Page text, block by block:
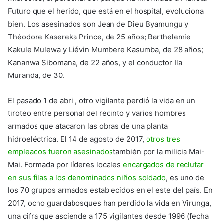
Futuro que el herido, que está en el hospital, evoluciona
bien. Los asesinados son Jean de Dieu Byamungu y
Théodore Kasereka Prince, de 25 años; Barthelemie
Kakule Mulewa y Liévin Mumbere Kasumba, de 28 años;
Kananwa Sibomana, de 22 años, y el conductor Ila
Muranda, de 30.
El pasado 1 de abril, otro vigilante perdió la vida en un
tiroteo entre personal del recinto y varios hombres
armados que atacaron las obras de una planta
hidroeléctrica. El 14 de agosto de 2017, otros tres
empleados fueron asesinadostambién por la milicia Mai-
Mai. Formada por líderes locales encargados de reclutar
en sus filas a los denominados niños soldado, es uno de
los 70 grupos armados establecidos en el este del país. En
2017, ocho guardabosques han perdido la vida en Virunga,
una cifra que asciende a 175 vigilantes desde 1996 (fecha